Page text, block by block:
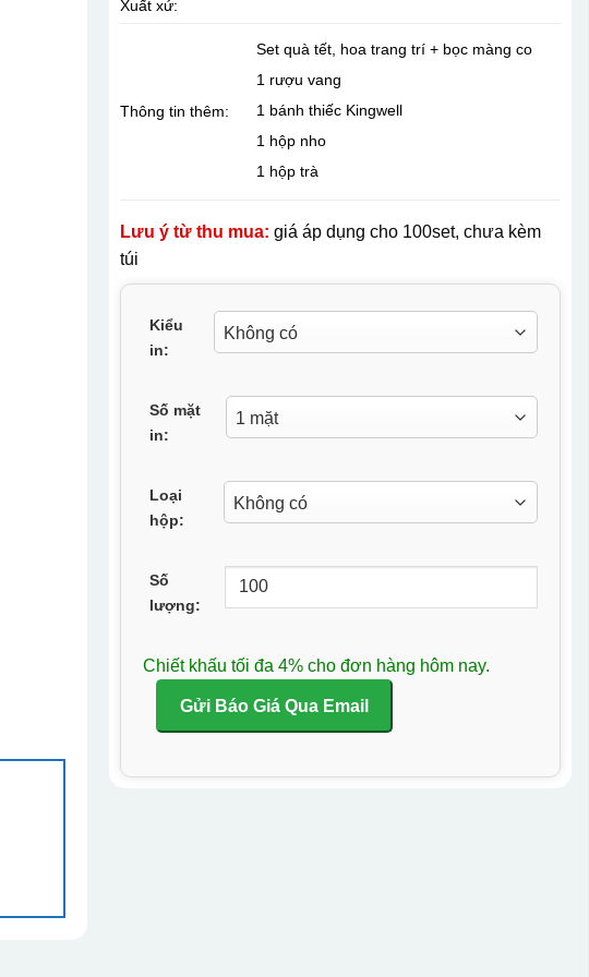
Xuất xứ:
Thông tin thêm:
Set quà tết, hoa trang trí + bọc màng co
1 rượu vang
1 bánh thiếc Kingwell
1 hộp nho
1 hộp trà
Lưu ý từ thu mua: giá áp dụng cho 100set, chưa kèm
túi
Kiểu
in:
Số mặt
in:
Loại
hộp:
Số
lượng:
Chiết khấu tối đa 4% cho đơn hàng hôm nay.
Gửi Báo Giá Qua Email